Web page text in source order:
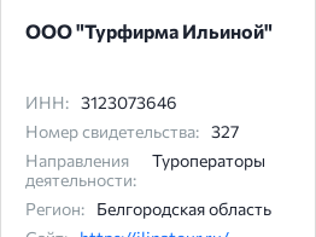
ООО "Турфирма Ильиной"
ИНН: 3123073646
Номер свидетельства: 327
Направления
деятельности:
Туроператоры
Регион:
Белгородская область